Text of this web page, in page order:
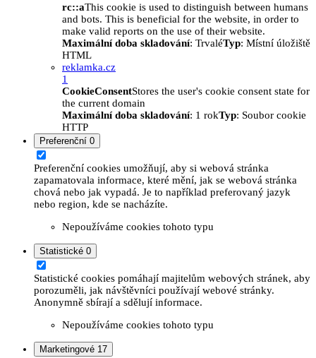
rc::aThis cookie is used to distinguish between humans
and bots. This is beneficial for the website, in order to
make valid reports on the use of their website.
Maximální doba skladování: TrvaléTyp: Místní úložiště
HTML
reklamka.cz
1
CookieConsentStores the user's cookie consent state for
the current domain
Maximální doba skladování: 1 rokTyp: Soubor cookie
HTTP
Preferenční 0
Preferenční cookies umožňují, aby si webová stránka
zapamatovala informace, které mění, jak se webová stránka
chová nebo jak vypadá. Je to například preferovaný jazyk
nebo region, kde se nacházíte.
Nepoužíváme cookies tohoto typu
Statistické 0
Statistické cookies pomáhají majitelům webových stránek, aby
porozuměli, jak návštěvníci používají webové stránky.
Anonymně sbírají a sdělují informace.
Nepoužíváme cookies tohoto typu
Marketingové 17